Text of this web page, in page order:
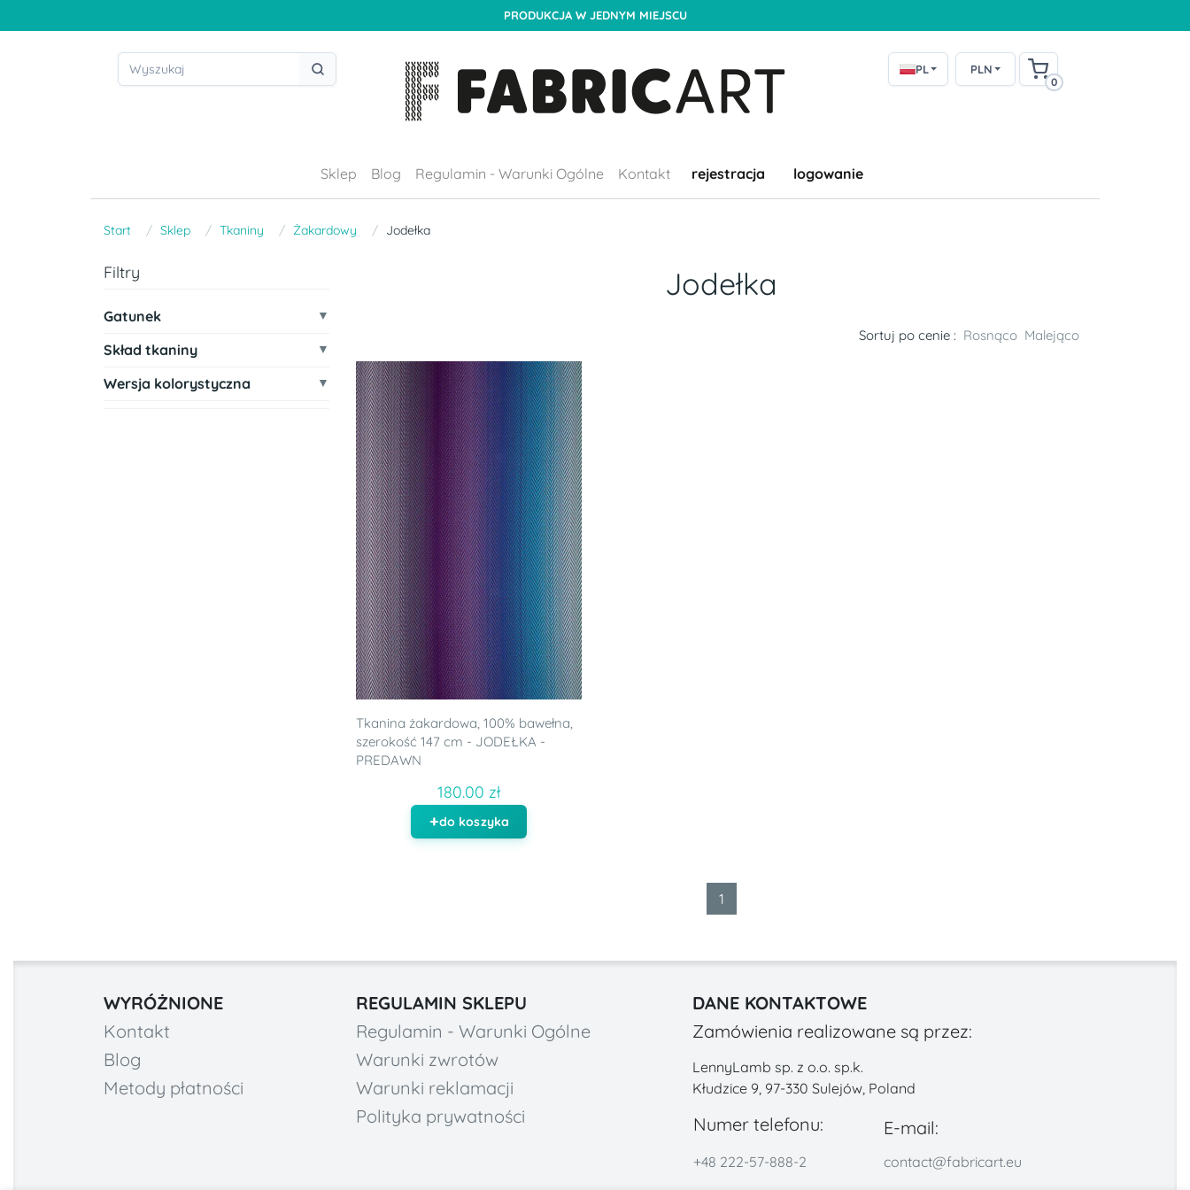
PRODUKCJA W JEDNYM MIEJSCU
PL PLN
0
Sklep Blog Regulamin - Warunki Ogólne Kontakt rejestracja logowanie
Start Sklep Tkaniny Żakardowy Jodełka
Filtry
Gatunek
Skład tkaniny
Wersja kolorystyczna
Jodełka
Sortuj po cenie : Rosnąco Malejąco
Tkanina żakardowa, 100% bawełna,
szerokość 147 cm - JODEŁKA -
PREDAWN
180.00 zł
do koszyka
1
WYRÓŻNIONE
Kontakt
Blog
Metody płatności
REGULAMIN SKLEPU
Regulamin - Warunki Ogólne
Warunki zwrotów
Warunki reklamacji
Polityka prywatności
DANE KONTAKTOWE
Zamówienia realizowane są przez:
LennyLamb sp. z o.o. sp.k.
Kłudzice 9, 97-330 Sulejów, Poland
Numer telefonu: E-mail:
+48 222-57-888-2 contact@fabricart.eu